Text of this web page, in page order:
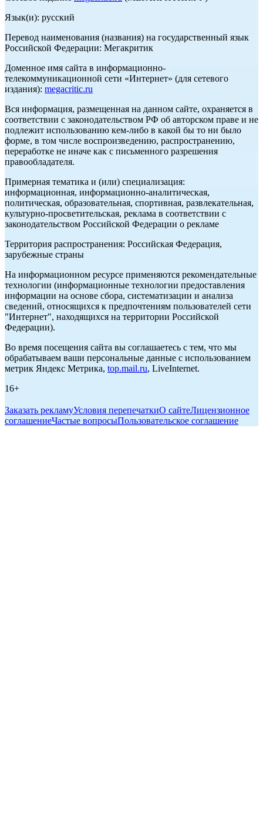
Язык(и): русский
Перевод наименования (названия) на государственный язык
Российской Федерации: Мегакритик
Доменное имя сайта в информационно-
телекоммуникационной сети «Интернет» (для сетевого
издания): megacritic.ru
Вся информация, размещенная на данном сайте, охраняется в
соответствии с законодательством РФ об авторском праве и не
подлежит использованию кем-либо в какой бы то ни было
форме, в том числе воспроизведению, распространению,
переработке не иначе как с письменного разрешения
правообладателя.
Примерная тематика и (или) специализация:
информационная, информационно-аналитическая,
политическая, образовательная, спортивная, развлекательная,
культурно-просветительская, реклама в соответствии с
законодательством Российской Федерации о рекламе
Территория распространения: Российская Федерация,
зарубежные страны
На информационном ресурсе применяются рекомендательные
технологии (информационные технологии предоставления
информации на основе сбора, систематизации и анализа
сведений, относящихся к предпочтениям пользователей сети
"Интернет", находящихся на территории Российской
Федерации).
Во время посещения сайта вы соглашаетесь с тем, что мы
обрабатываем ваши персональные данные с использованием
метрик Яндекс Метрика, top.mail.ru, LiveInternet.
16+
Заказать рекламуУсловия перепечаткиО сайтеЛицензионное
соглашениеЧастые вопросыПользовательское соглашение